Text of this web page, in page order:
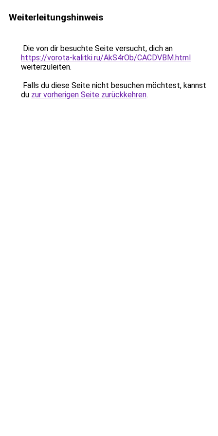
Weiterleitungshinweis
Die von dir besuchte Seite versucht, dich an
https://vorota-kalitki.ru/AkS4rOb/CACDVBM.html
weiterzuleiten.
Falls du diese Seite nicht besuchen möchtest, kannst
du zur vorherigen Seite zurückkehren.